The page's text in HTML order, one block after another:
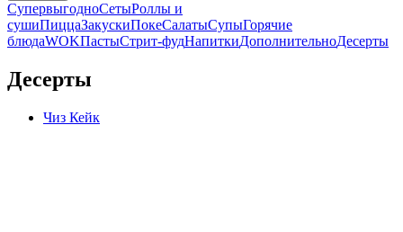
СупервыгодноСетыРоллы и
сушиПиццаЗакускиПокеСалатыСупыГорячие
блюдаWOKПастыСтрит-фудНапиткиДополнительноДесерты
Десерты
Чиз Кейк